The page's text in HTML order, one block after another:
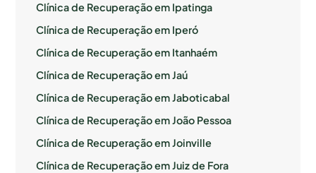
Clínica de Recuperação em Ipatinga
Clínica de Recuperação em Iperó
Clínica de Recuperação em Itanhaém
Clínica de Recuperação em Jaú
Clínica de Recuperação em Jaboticabal
Clínica de Recuperação em João Pessoa
Clínica de Recuperação em Joinville
Clínica de Recuperação em Juiz de Fora